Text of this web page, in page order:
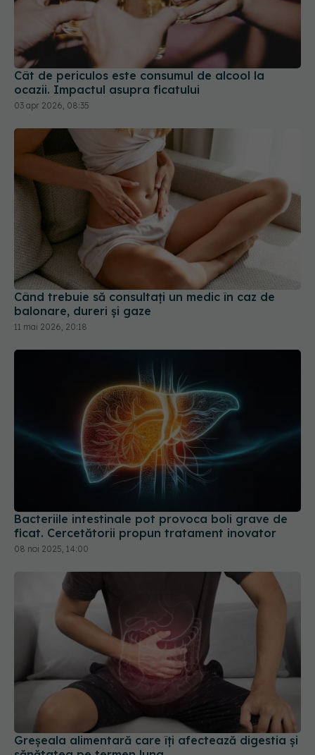
Cât de periculos este consumul de alcool la
ocazii. Impactul asupra ficatului
03 apr 2026, 08:35
Când trebuie să consultați un medic în caz de
balonare, dureri și gaze
11 mai 2026, 20:18
Bacteriile intestinale pot provoca boli grave de
ficat. Cercetătorii propun tratament inovator
08 noi 2025, 14:00
Greșeala alimentară care îți afectează digestia și